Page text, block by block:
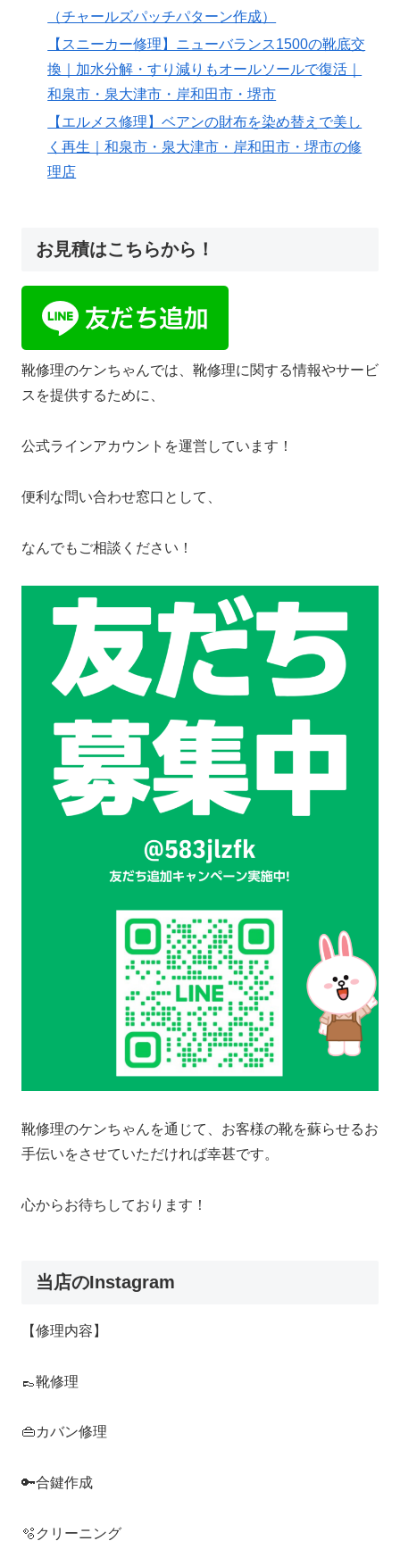
（チャールズパッチパターン作成）
【スニーカー修理】ニューバランス1500の靴底交
換｜加水分解・すり減りもオールソールで復活｜
和泉市・泉大津市・岸和田市・堺市
【エルメス修理】ベアンの財布を染め替えで美し
く再生｜和泉市・泉大津市・岸和田市・堺市の修
理店
お見積はこちらから！
靴修理のケンちゃんでは、靴修理に関する情報やサービ
スを提供するために、
公式ラインアカウントを運営しています！
便利な問い合わせ窓口として、
なんでもご相談ください！
靴修理のケンちゃんを通じて、お客様の靴を蘇らせるお
手伝いをさせていただければ幸甚です。
心からお待ちしております！
当店のInstagram
【修理内容】
👞靴修理
👜カバン修理
🔑合鍵作成
🫧クリーニング